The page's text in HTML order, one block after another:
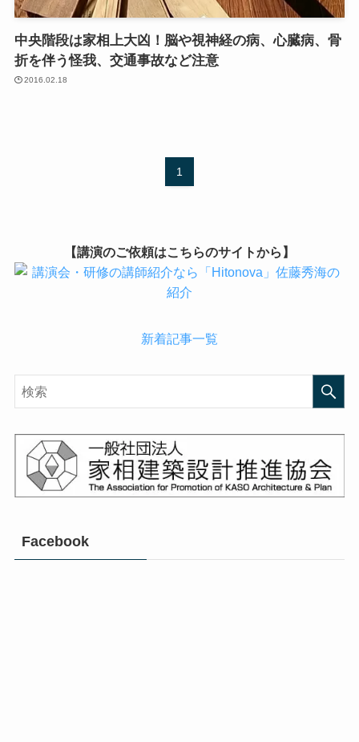
中央階段は家相上大凶！脳や視神経の病、心臓病、骨
折を伴う怪我、交通事故など注意
2016.02.18
1
【講演のご依頼はこちらのサイトから】
新着記事一覧
Facebook